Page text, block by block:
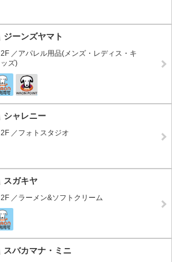
ジーンズヤマト
2F ／アパレル用品(メンズ・レディス・キ
ッズ)
シャレニー
2F ／フォトスタジオ
スガキヤ
2F ／ラーメン&ソフトクリーム
スバカマナ・ミニ